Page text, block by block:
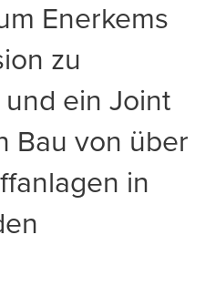
Enerkems
zu
ein Joint
Bau von über
in